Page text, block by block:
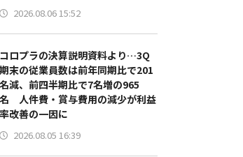
2026.08.06 15:52
コロプラの決算説明資料より…3Q
期末の従業員数は前年同期比で201
名減、前四半期比で7名増の965
名 人件費・賞与費用の減少が利益
率改善の一因に
2026.08.05 16:39